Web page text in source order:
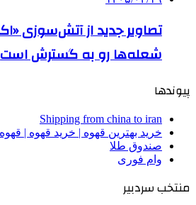
تصاویر جدید از آتش‌سوزی
شعله‌ها رو به گسترش است
پیوندها
Shipping from china to iran
خرید بهترین قهوه | خرید قهوه |
صندوق طلا
وام فوری
منتخب سردبیر